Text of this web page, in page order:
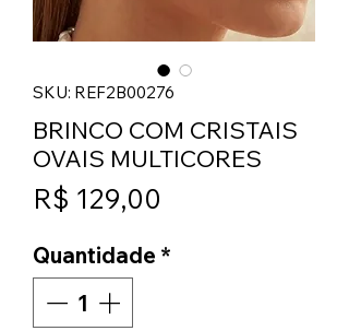
SKU: REF2B00276
BRINCO COM CRISTAIS
OVAIS MULTICORES
R$ 129,00
Quantidade *